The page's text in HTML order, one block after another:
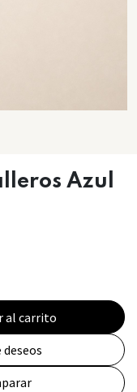
Azul
al carrito